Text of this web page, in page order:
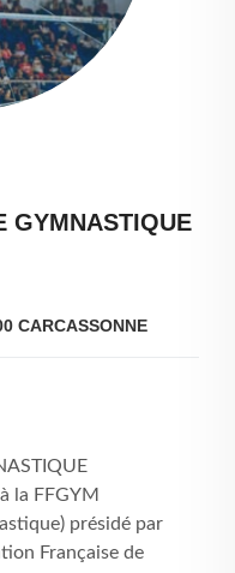
GYMNASTIQUE
CARCASSONNE
la FFGYM
présidé par
Française de